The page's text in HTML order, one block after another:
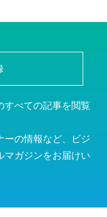
すべての記事を閲覧
ーの情報など、ビジ
マガジンをお届けい